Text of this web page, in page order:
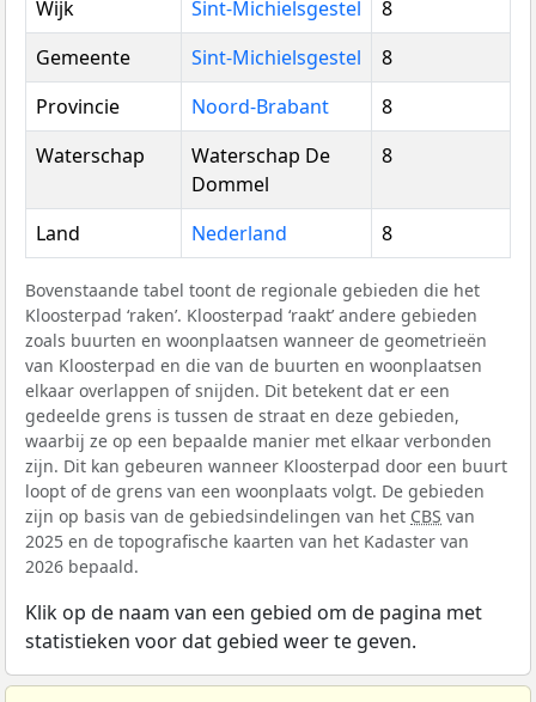
Wijk Sint-Michielsgestel
8
Gemeente
Sint-Michielsgestel
8
Provincie
Noord-Brabant
8
Waterschap
Waterschap De
Dommel
8
Land Nederland 8
Bovenstaande tabel toont de regionale gebieden die het
Kloosterpad ‘raken’. Kloosterpad ‘raakt’ andere gebieden
zoals buurten en woonplaatsen wanneer de geometrieën
van Kloosterpad en die van de buurten en woonplaatsen
elkaar overlappen of snijden. Dit betekent dat er een
gedeelde grens is tussen de straat en deze gebieden,
waarbij ze op een bepaalde manier met elkaar verbonden
zijn. Dit kan gebeuren wanneer Kloosterpad door een buurt
loopt of de grens van een woonplaats volgt. De gebieden
zijn op basis van de gebiedsindelingen van het CBS van
2025 en de topografische kaarten van het Kadaster van
2026 bepaald.
Klik op de naam van een gebied om de pagina met
statistieken voor dat gebied weer te geven.